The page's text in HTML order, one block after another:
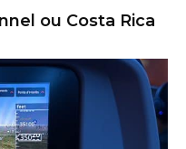
ou Costa Rica